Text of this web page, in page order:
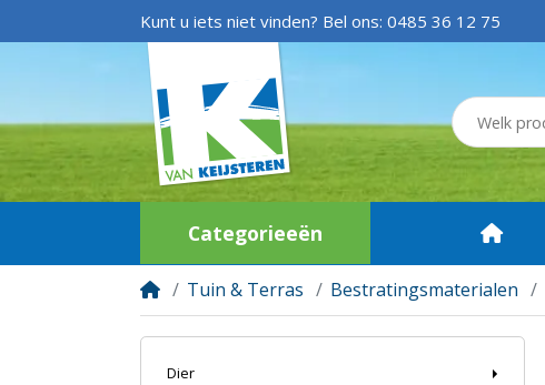
Kunt u iets niet vinden? Bel ons: 0485 36 12 75
Categorieeën
Tuin & Terras Bestratingsmaterialen
Dier